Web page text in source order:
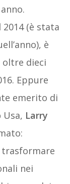
(è stata
è
oltre dieci
Eppure
emerito di
Larry
trasformare
nei